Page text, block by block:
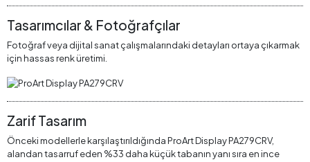
Tasarımcılar & Fotoğrafçılar
Fotoğraf veya dijital sanat çalışmalarındaki detayları ortaya çıkarmak
için hassas renk üretimi.
Zarif Tasarım
Önceki modellerle karşılaştırıldığında ProArt Display PA279CRV,
alandan tasarruf eden %33 daha küçük tabanın yanı sıra en ince